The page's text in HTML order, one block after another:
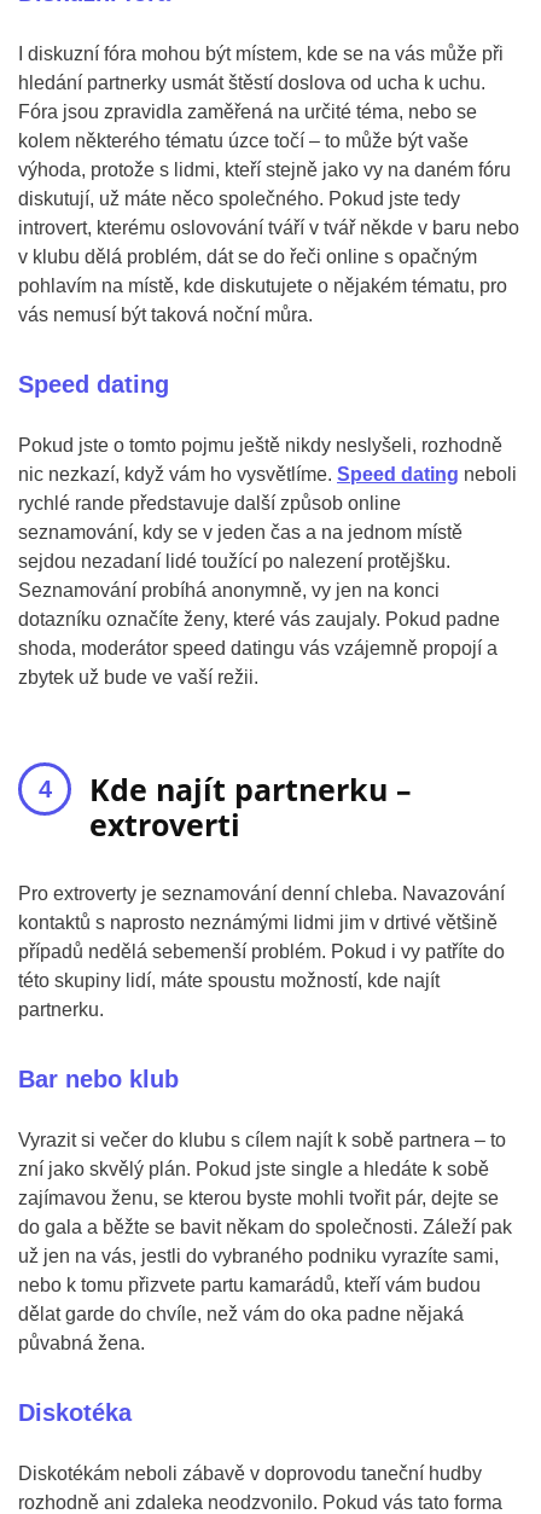
I diskuzní fóra mohou být místem, kde se na vás může při
hledání partnerky usmát štěstí doslova od ucha k uchu.
Fóra jsou zpravidla zaměřená na určité téma, nebo se
kolem některého tématu úzce točí – to může být vaše
výhoda, protože s lidmi, kteří stejně jako vy na daném fóru
diskutují, už máte něco společného. Pokud jste tedy
introvert, kterému oslovování tváří v tvář někde v baru nebo
v klubu dělá problém, dát se do řeči online s opačným
pohlavím na místě, kde diskutujete o nějakém tématu, pro
vás nemusí být taková noční můra.
Speed dating
Pokud jste o tomto pojmu ještě nikdy neslyšeli, rozhodně
nic nezkazí, když vám ho vysvětlíme. Speed dating neboli
rychlé rande představuje další způsob online
seznamování, kdy se v jeden čas a na jednom místě
sejdou nezadaní lidé toužící po nalezení protějšku.
Seznamování probíhá anonymně, vy jen na konci
dotazníku označíte ženy, které vás zaujaly. Pokud padne
shoda, moderátor speed datingu vás vzájemně propojí a
zbytek už bude ve vaší režii.
Kde najít partnerku –
extroverti
Pro extroverty je seznamování denní chleba. Navazování
kontaktů s naprosto neznámými lidmi jim v drtivé většině
případů nedělá sebemenší problém. Pokud i vy patříte do
této skupiny lidí, máte spoustu možností, kde najít
partnerku.
Bar nebo klub
Vyrazit si večer do klubu s cílem najít k sobě partnera – to
zní jako skvělý plán. Pokud jste single a hledáte k sobě
zajímavou ženu, se kterou byste mohli tvořit pár, dejte se
do gala a běžte se bavit někam do společnosti. Záleží pak
už jen na vás, jestli do vybraného podniku vyrazíte sami,
nebo k tomu přizvete partu kamarádů, kteří vám budou
dělat garde do chvíle, než vám do oka padne nějaká
půvabná žena.
Diskotéka
Diskotékám neboli zábavě v doprovodu taneční hudby
rozhodně ani zdaleka neodzvonilo. Pokud vás tato forma